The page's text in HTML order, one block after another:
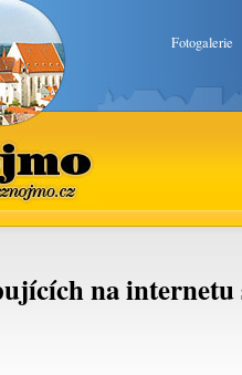
Fotogalerie
na internetu